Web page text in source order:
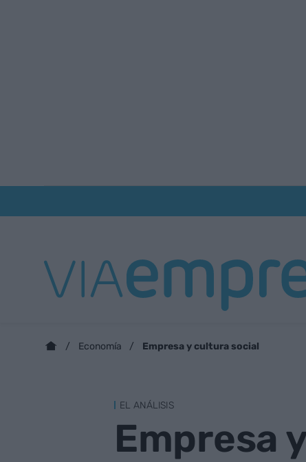
Economía Empresa y cultura social
EL ANÁLISIS
Empresa